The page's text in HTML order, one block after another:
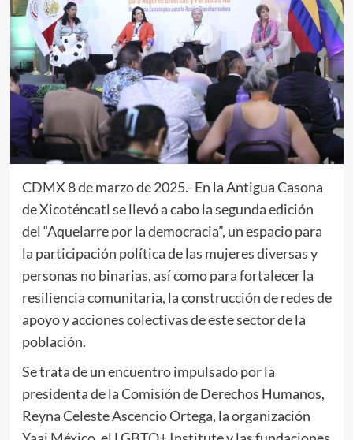
CDMX 8 de marzo de 2025.- En la Antigua Casona
de Xicoténcatl se llevó a cabo la segunda edición
del “Aquelarre por la democracia”, un espacio para
la participación política de las mujeres diversas y
personas no binarias, así como para fortalecer la
resiliencia comunitaria, la construcción de redes de
apoyo y acciones colectivas de este sector de la
población.
Se trata de un encuentro impulsado por la
presidenta de la Comisión de Derechos Humanos,
Reyna Celeste Ascencio Ortega, la organización